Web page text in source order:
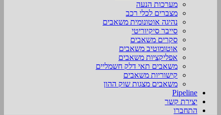
מערכות הנעה
מצברים לכלי רכב
נהיגה אוטונומית משאבים
סייבר סיקיוריטי
סקרים משאבים
אוטומוטיב משאבים
אפליקציות משאבים
משאבים תאי דלק חשמליים
קישוריות משאבים
משאבים מצגות שוק ההון
Pipeline
יצירת קשר
התחברו